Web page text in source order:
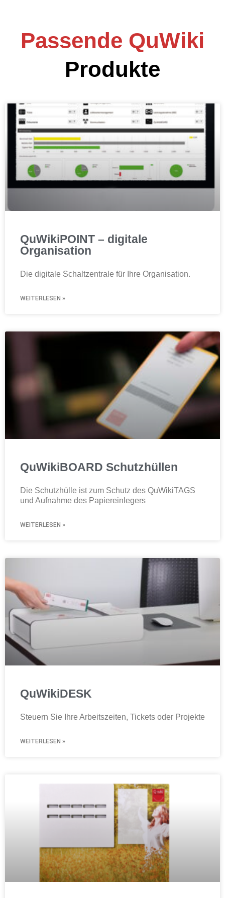
Passende QuWiki
Produkte
QuWikiPOINT – digitale
Organisation
Die digitale Schaltzentrale für Ihre Organisation.
WEITERLESEN »
QuWikiBOARD Schutzhüllen
Die Schutzhülle ist zum Schutz des QuWikiTAGS
und Aufnahme des Papiereinlegers
WEITERLESEN »
QuWikiDESK
Steuern Sie Ihre Arbeitszeiten, Tickets oder Projekte
WEITERLESEN »